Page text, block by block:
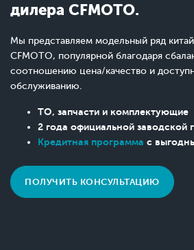
дилера CFMOTO.
Мы представляем модельный ряд
CFMOTO, популярной благодаря
соотношению цена/качество и
обслуживанию.
ТО, запчасти и комплектующие
2 года официальной заводской
Кредитная программа с
ПОЛУЧИТЬ КОНСУЛЬТАЦИЮ